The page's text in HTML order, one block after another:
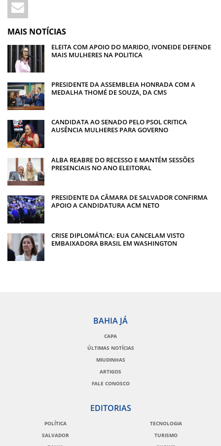
MAIS NOTÍCIAS
ELEITA COM APOIO DO MARIDO, IVONEIDE DEFENDE
MAIS MULHERES NA POLITICA
PRESIDENTE DA ASSEMBLEIA HONRADA COM A
MEDALHA THOMÉ DE SOUZA, DA CMS
CANDIDATA AO SENADO PELO PSOL CRITICA
AUSÊNCIA MULHERES PARA GOVERNO
ALBA REABRE DO RECESSO E MANTÉM SESSÕES
PRESENCIAIS NO ANO ELEITORAL
PRESIDENTE DA CÂMARA DE SALVADOR CONFIRMA
APOIO A CANDIDATURA ACM NETO
CRISE DIPLOMÁTICA: EUA CANCELAM VISTO
EMBAIXADORA BRASIL EM WASHINGTON
BAHIA JÁ
CAPA
ÚLTIMAS NOTÍCIAS
MIUDINHAS
ARTIGOS
FALE CONOSCO
EDITORIAS
POLÍTICA
SALVADOR
TECNOLOGIA
TURISMO